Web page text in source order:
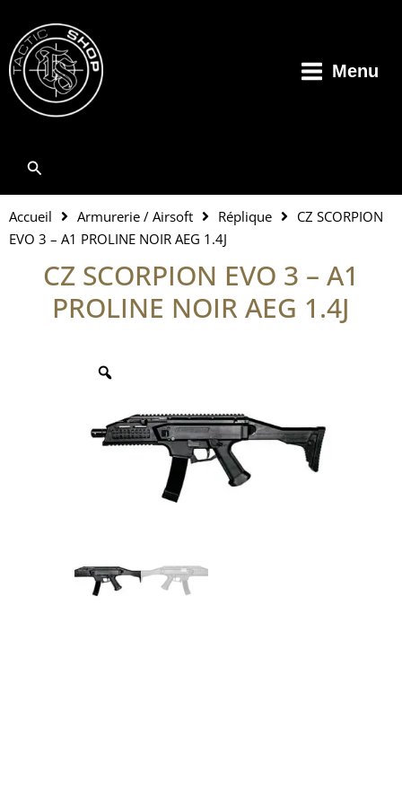
contenu
Menu
Rechercher
Accueil Armurerie / Airsoft Réplique
CZ SCORPION
EVO 3 – A1 PROLINE NOIR AEG 1.4J
CZ SCORPION EVO 3 – A1
PROLINE NOIR AEG 1.4J